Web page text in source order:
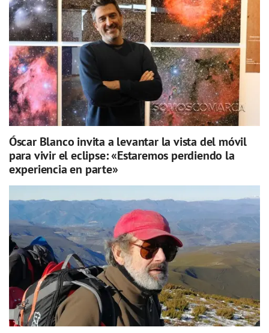
Óscar Blanco invita a levantar la vista del móvil
para vivir el eclipse: «Estaremos perdiendo la
experiencia en parte»